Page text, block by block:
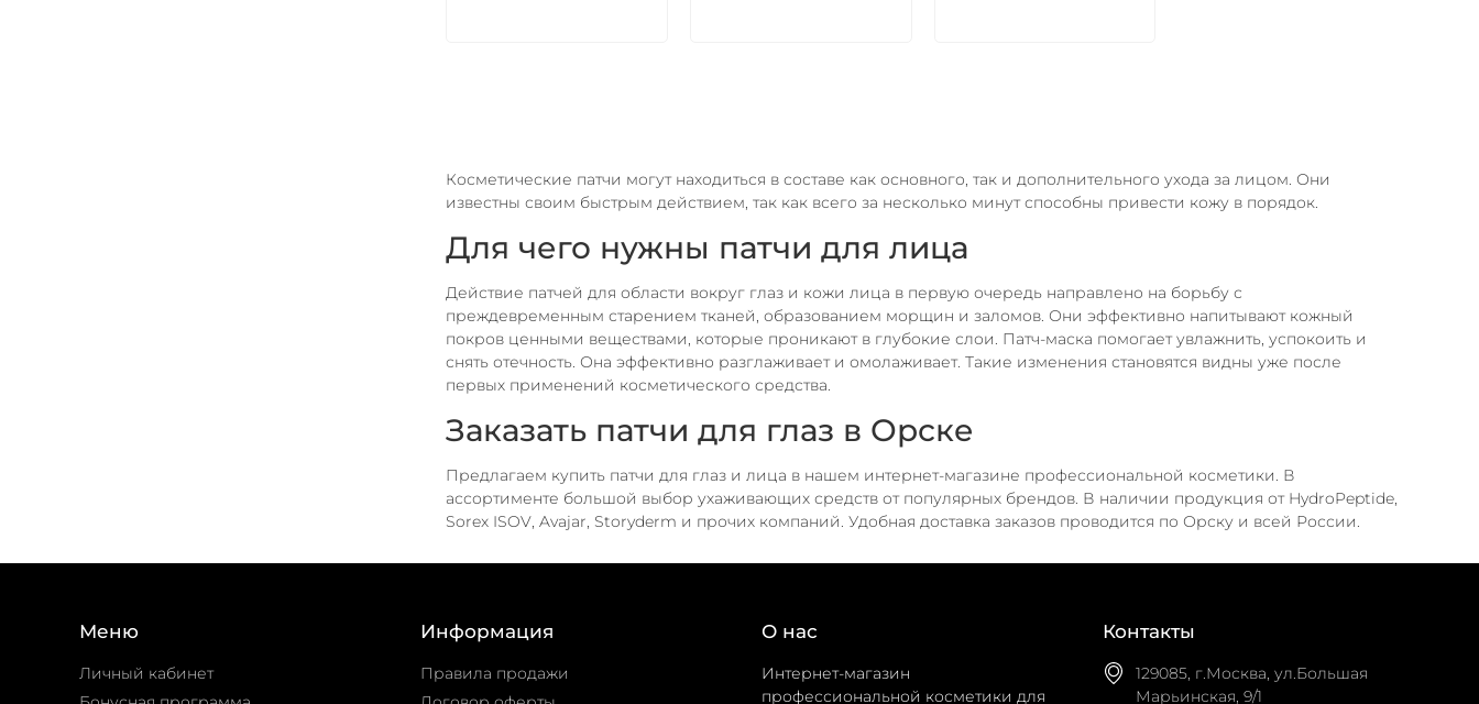
Косметические патчи могут находиться в составе как основного, так и дополнительного ухода за лицом. Они
известны своим быстрым действием, так как всего за несколько минут способны привести кожу в порядок.
Для чего нужны патчи для лица
Действие патчей для области вокруг глаз и кожи лица в первую очередь направлено на борьбу с
преждевременным старением тканей, образованием морщин и заломов. Они эффективно напитывают кожный
покров ценными веществами, которые проникают в глубокие слои. Патч-маска помогает увлажнить, успокоить и
снять отечность. Она эффективно разглаживает и омолаживает. Такие изменения становятся видны уже после
первых применений косметического средства.
Заказать патчи для глаз в Орске
Предлагаем купить патчи для глаз и лица в нашем интернет-магазине профессиональной косметики. В
ассортименте большой выбор ухаживающих средств от популярных брендов. В наличии продукция от HydroPeptide,
Sorex ISOV, Avajar, Storyderm и прочих компаний. Удобная доставка заказов проводится по Орску и всей России.
Меню
Личный кабинет
Информация
Правила продажи
О нас
Интернет-магазин
профессиональной косметики для
Контакты
129085, г.Москва, ул.Большая
Марьинская, 9/1